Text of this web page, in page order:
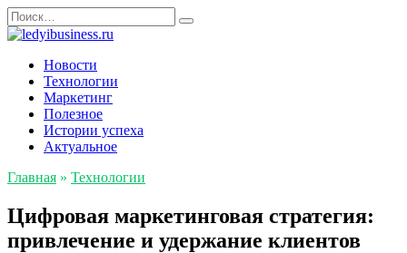
Перейти
к
содержанию
Search
for:
Новости
Технологии
Маркетинг
Полезное
Истории успеха
Актуальное
Главная » Технологии
Цифровая маркетинговая стратегия:
привлечение и удержание клиентов